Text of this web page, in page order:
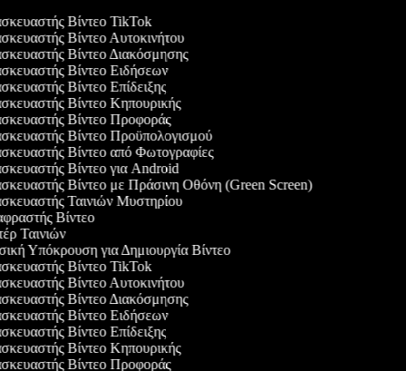
Βίντεο TikTok
Βίντεο Αυτοκινήτου
Βίντεο Διακόσμησης
Βίντεο Ειδήσεων
Βίντεο Επίδειξης
Βίντεο Κηπουρικής
Βίντεο Προφοράς
Βίντεο Προϋπολογισμού
Βίντεο από Φωτογραφίες
Βίντεο για Android
Βίντεο με Πράσινη Οθόνη (Green Screen)
Ταινιών Μυστηρίου
Βίντεο
Ταινιών
Υπόκρουση για Δημιουργία Βίντεο
Βίντεο TikTok
Βίντεο Αυτοκινήτου
Βίντεο Διακόσμησης
Βίντεο Ειδήσεων
Βίντεο Επίδειξης
Βίντεο Κηπουρικής
Βίντεο Προφοράς